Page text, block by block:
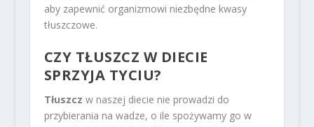
aby zapewnić organizmowi niezbędne kwasy
tłuszczowe.
CZY TŁUSZCZ W DIECIE
SPRZYJA TYCIU?
Tłuszcz w naszej diecie nie prowadzi do
przybierania na wadze, o ile spożywamy go w